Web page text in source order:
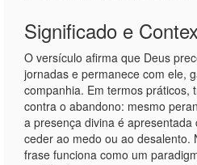
Significado e
O versículo afirma que Deus
jornadas e permanece com ele,
companhia. Em termos práticos,
contra o abandono: mesmo
a presença divina é
ceder ao medo ou ao desalento.
frase funciona como um